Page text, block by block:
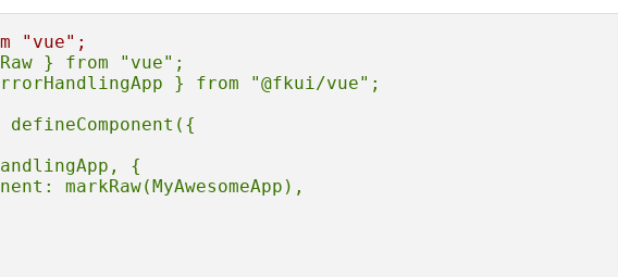
"vue";
} from "vue";
} from "@fkui/vue";
{
markRaw(MyAwesomeApp),